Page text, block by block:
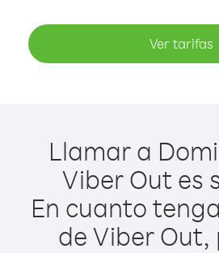
Ver tarifas
Llamar a
Viber Out es
En cuanto
de Viber Out,